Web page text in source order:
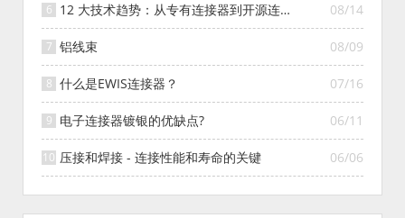
08/14
12 大技术趋势：从专有连接器到开源连接
器的演变
08/09
铝线束
07/16
什么是EWIS连接器？
06/11
电子连接器镀银的优缺点?
06/06
压接和焊接 - 连接性能和寿命的关键